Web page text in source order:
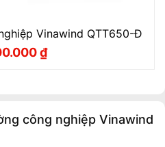
Vinawind QTT650-Đ
Giá
₫
Giá
công nghiệp Vinawind